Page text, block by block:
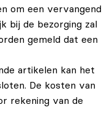
om een vervangend
bij de bezorging zal
gemeld dat een
artikelen kan het
De kosten van
rekening van de